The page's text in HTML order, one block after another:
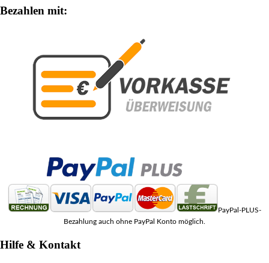
Bezahlen mit:
PayPal-PLUS-
Bezahlung auch ohne PayPal Konto möglich.
Hilfe & Kontakt